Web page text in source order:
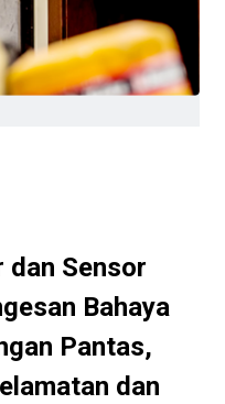
dan Sensor
Bahaya
Pantas,
dan